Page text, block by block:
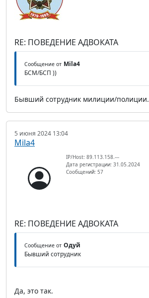
RE: ПОВЕДЕНИЕ АДВОКАТА
Сообщение от Mila4
БСМ/БСП ))
Бывший сотрудник милиции/полиции.
5 июня 2024 13:04
Mila4
IP/Host: 89.113.158.---
Дата регистрации: 31.05.2024
Сообщений: 57
RE: ПОВЕДЕНИЕ АДВОКАТА
Сообщение от Одуй
Бывший сотрудник
Да, это так.